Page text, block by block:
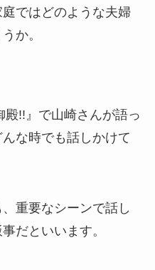
ではどのような夫婦
か。
!!』で山崎さんが語っ
な時でも話しかけて
重要なシーンで話し
だといいます。